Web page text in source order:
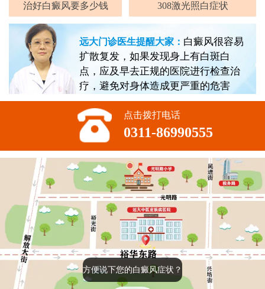
治好白癜风要多少钱 308激光照白症状
远大门诊医生提醒大家： 白癜风很容易
扩散复发，如果发现身上有白斑白
点，应及早去正规的医院进行检查治
疗，避免对身体造成更严重的危害
点击拨打电话
0311-86990555
方便说下您的白癜风症状？